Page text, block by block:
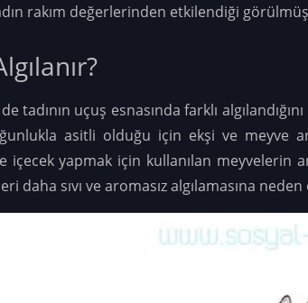
rakım değerlerinden etkilendiği
tadının uçuş esnasında farklı
asitli olduğu için ekşi ve meyve
yapmak için kullanılan meyvelerin
daha sıvı ve aromasız algılamasına